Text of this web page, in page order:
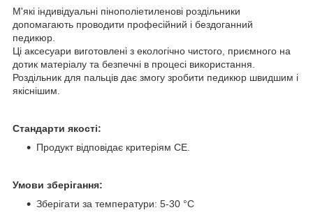
М'які індивідуальні пінополіетиленові роздільники
допомагають проводити професійний і бездоганний
педикюр.
Ці аксесуари виготовлені з екологічно чистого, приємного на
дотик матеріалу та безпечні в процесі використання.
Роздільник для пальців дає змогу зробити педикюр швидшим і
якіснішим.
Стандарти якості:
Продукт відповідає критеріям СЕ.
Умови зберігання:
Зберігати за температури: 5-30 °C